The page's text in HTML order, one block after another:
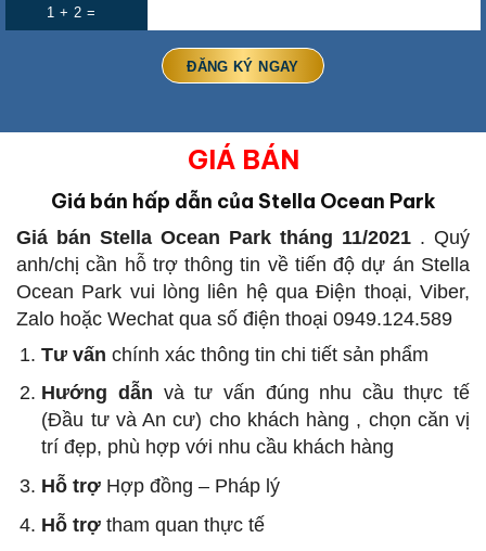
1 + 2 =
GIÁ BÁN
Giá bán hấp dẫn của Stella Ocean Park
Giá bán Stella Ocean Park tháng 11/2021 . Quý
anh/chị cần hỗ trợ thông tin về tiến độ dự án Stella
Ocean Park vui lòng liên hệ qua Điện thoại, Viber,
Zalo hoặc Wechat qua số điện thoại 0949.124.589
Tư vấn chính xác thông tin chi tiết sản phẩm
Hướng dẫn và tư vấn đúng nhu cầu thực tế
(Đầu tư và An cư) cho khách hàng , chọn căn vị
trí đẹp, phù hợp với nhu cầu khách hàng
Hỗ trợ Hợp đồng – Pháp lý
Hỗ trợtham quan thực tế